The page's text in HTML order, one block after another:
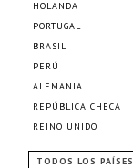
HOLANDA
PORTUGAL
BRASIL
PERÚ
ALEMANIA
REPÚBLICA CHECA
REINO UNIDO
TODOS LOS PAÍSES